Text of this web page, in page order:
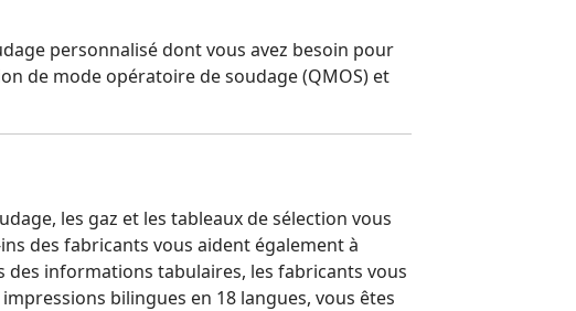
personnalisé dont vous avez besoin pour
de mode opératoire de soudage (QMOS) et
les gaz et les tableaux de sélection vous
des fabricants vous aident également à
des informations tabulaires, les fabricants vous
bilingues en 18 langues, vous êtes